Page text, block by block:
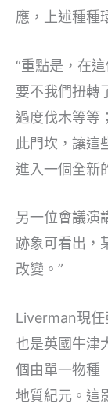
應，上述種種
“重點是，在
要不我們扭轉
過度伐木等等
此門坎，讓這
進入一個全新
另一位會議演
跡象可看出，
改變。”
Liverman現任
也是英國牛津
個由單一物種
地質紀元。這